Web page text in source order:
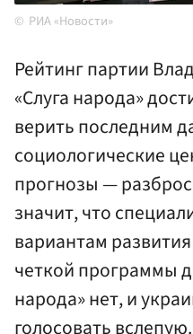
РИА «Новости»
Рейтинг партии
«Слуга народа»
верить последним
социологические
прогнозы —
значит, что
вариантам
четкой программы
народа» нет, и
голосовать